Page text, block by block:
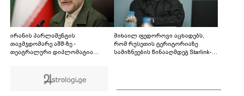
04:20
"თელავის ერთ-ერთ სასტუმროში მომხდარ
ინციდენტში მონაწილე ქალების მიმართ ამ
ეტაპზე ქვეყნიდან გაუსვლელობის
გადაწყვეტილება მიღებული არ არის" -
ირანის პარლამენტის
თავმჯდომარე აშშ-ზე -
თეატრალური დიპლომატია
თეატრი არ გვჭირდება
მიხაილ ფედოროვი აცხადებს,
რომ რუსეთის ტერიტორიაზე
სამიზნეების წინააღმდეგ Starlink-